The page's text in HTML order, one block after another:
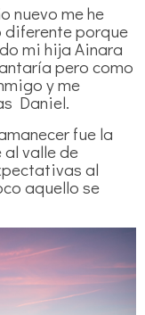
nuevo me he
diferente porque
mi hija Ainara
pero como
y me
Daniel.
fue la
al valle de
al
aquello se